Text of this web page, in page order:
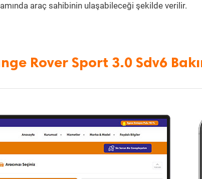
araç sahibinin ulaşabileceği şekilde verilir.
Rover Sport 3.0 Sdv6